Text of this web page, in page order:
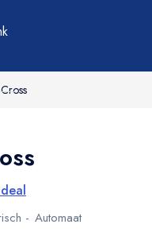
Automaat